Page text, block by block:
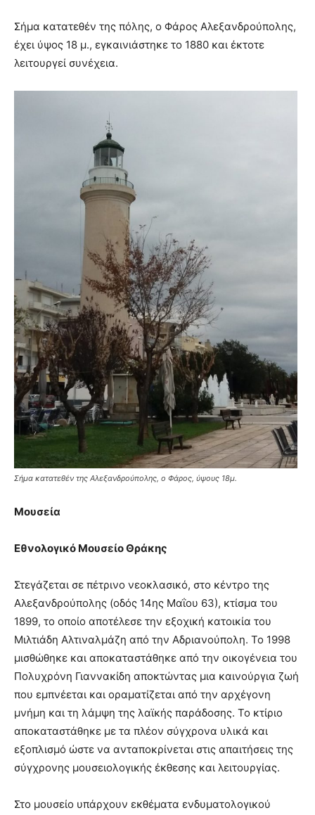
Σήμα κατατεθέν της πόλης, ο Φάρος Αλεξανδρούπολης,
έχει ύψος 18 μ., εγκαινιάστηκε το 1880 και έκτοτε
λειτουργεί συνέχεια.
Σήμα κατατεθέν της Αλεξανδρούπολης, ο Φάρος, ύψους 18μ.
Μουσεία
Εθνολογικό Μουσείο Θράκης
Στεγάζεται σε πέτρινο νεοκλασικό, στο κέντρο της
Αλεξανδρούπολης (οδός 14ης Μαΐου 63), κτίσμα του
1899, το οποίο αποτέλεσε την εξοχική κατοικία του
Μιλτιάδη Αλτιναλμάζη από την Αδριανούπολη. Το 1998
μισθώθηκε και αποκαταστάθηκε από την οικογένεια του
Πολυχρόνη Γιαννακίδη αποκτώντας μια καινούργια ζωή
που εμπνέεται και οραματίζεται από την αρχέγονη
μνήμη και τη λάμψη της λαϊκής παράδοσης. Το κτίριο
αποκαταστάθηκε με τα πλέον σύγχρονα υλικά και
εξοπλισμό ώστε να ανταποκρίνεται στις απαιτήσεις της
σύγχρονης μουσειολογικής έκθεσης και λειτουργίας.
Στο μουσείο υπάρχουν εκθέματα ενδυματολογικού